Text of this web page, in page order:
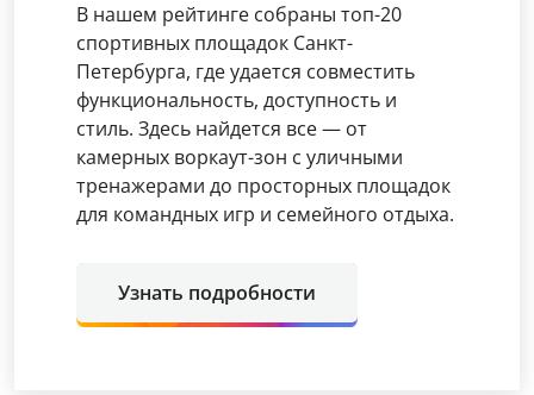
В нашем рейтинге собраны топ-20
спортивных площадок Санкт-
Петербурга, где удается совместить
функциональность, доступность и
стиль. Здесь найдется все — от
камерных воркаут-зон с уличными
тренажерами до просторных площадок
для командных игр и семейного отдыха.
Узнать подробности